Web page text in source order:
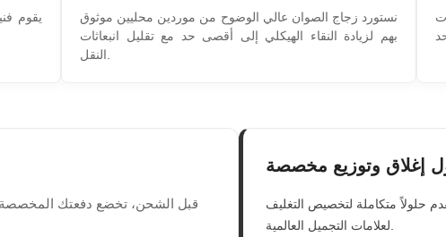
يقوم
نستورد زجاج الصوان عالي الوضوح من موردين محليين موثوق
بهم لزيادة النقاء الهيكلي إلى أقصى حد مع تقليل انبعاثات
النقل.
قبل الشحن، تخضع دفعتك المخصصة
إغلاق وتوزيع مخصصة
حلولاً متكاملة لتخصيص التغليف
لعلامات التجميل العالمية.